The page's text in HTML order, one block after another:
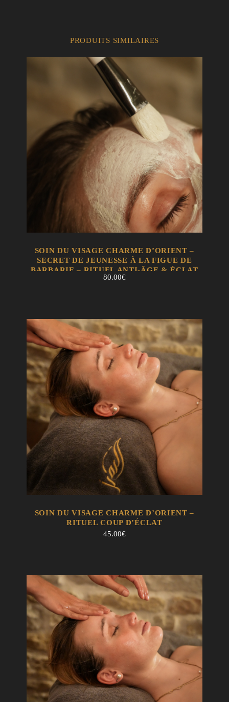
PRODUITS SIMILAIRES
EN SAVOIR + AJOUTER AU PANIER
SOIN DU VISAGE CHARME D’ORIENT –
SECRET DE JEUNESSE À LA FIGUE DE
BARBARIE – RITUEL ANTI-ÂGE & ÉCLAT
80.00€
EN SAVOIR + AJOUTER AU PANIER
SOIN DU VISAGE CHARME D’ORIENT –
RITUEL COUP D’ÉCLAT
45.00€